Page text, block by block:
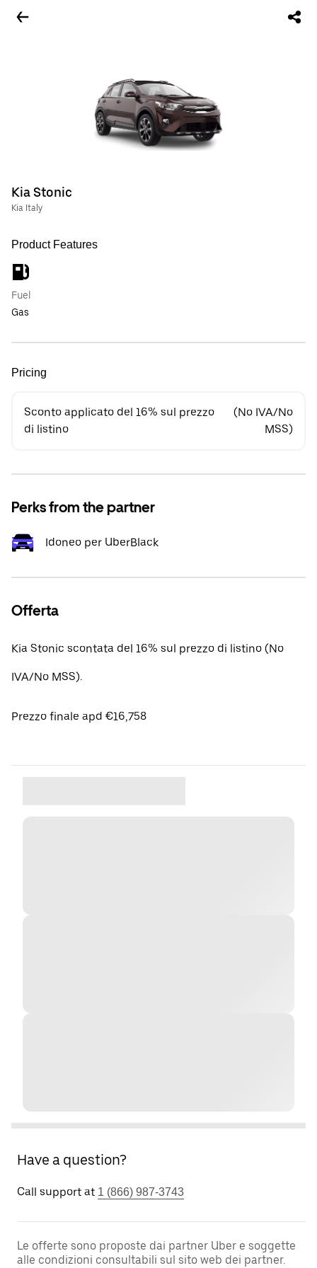
Kia Stonic
Kia Italy
Product Features
Fuel
Gas
Pricing
Sconto applicato del 16% sul prezzo
di listino
(No IVA/No
MSS)
Perks from the partner
Idoneo per UberBlack
Offerta
Kia Stonic scontata del 16% sul prezzo di listino (No
IVA/No MSS).
Prezzo finale apd €16,758
Have a question?
Call support at 1 (866) 987-3743
Le offerte sono proposte dai partner Uber e soggette
alle condizioni consultabili sul sito web dei partner.